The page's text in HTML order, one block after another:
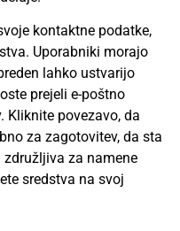
kontaktne podatke,
Uporabniki morajo
lahko ustvarijo
prejeli e-poštno
Kliknite povezavo, da
za zagotovitev, da sta
za namene
sredstva na svoj